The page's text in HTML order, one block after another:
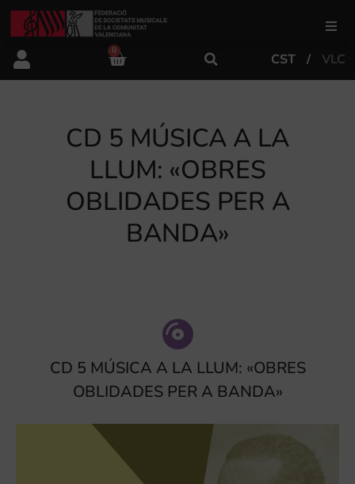
FSMCV
0
CST VLC
CD 5 MÚSICA A LA
LLUM: «OBRES
OBLIDADES PER A
BANDA»
CD 5 MÚSICA A LA LLUM: «OBRES
OBLIDADES PER A BANDA»